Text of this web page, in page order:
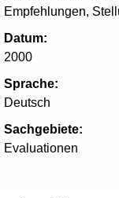
Empfehlungen,
Datum:
2000
Sprache:
Deutsch
Sachgebiete:
Evaluationen